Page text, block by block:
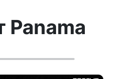
Panama